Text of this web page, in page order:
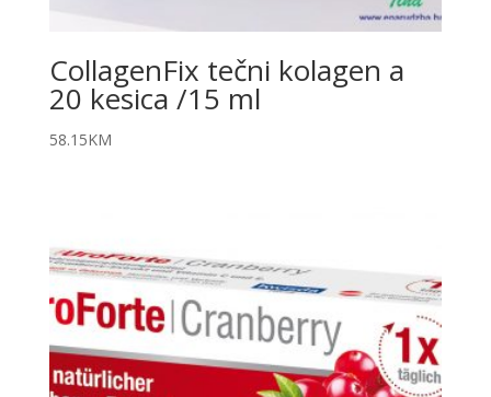
CollagenFix tečni kolagen a
20 kesica /15 ml
58.15KM